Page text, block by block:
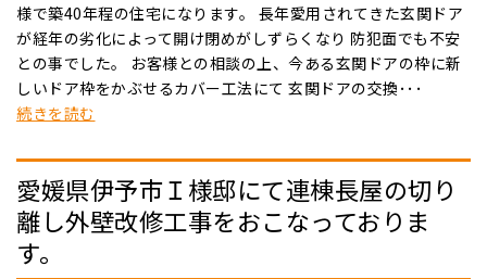
様で築40年程の住宅になります。 長年愛用されてきた玄関ドア
が経年の劣化によって開け閉めがしずらくなり 防犯面でも不安
との事でした。 お客様との相談の上、今ある玄関ドアの枠に新
しいドア枠をかぶせるカバー工法にて 玄関ドアの交換･･･
続きを読む
愛媛県伊予市Ｉ様邸にて連棟長屋の切り
離し外壁改修工事をおこなっておりま
す。